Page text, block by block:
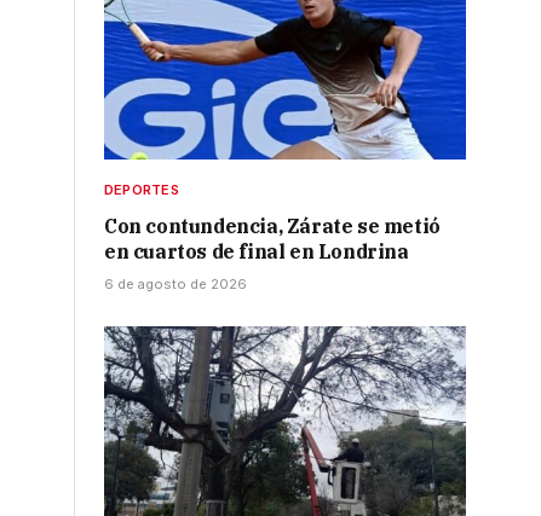
DEPORTES
Con contundencia, Zárate se metió
en cuartos de final en Londrina
6 de agosto de 2026